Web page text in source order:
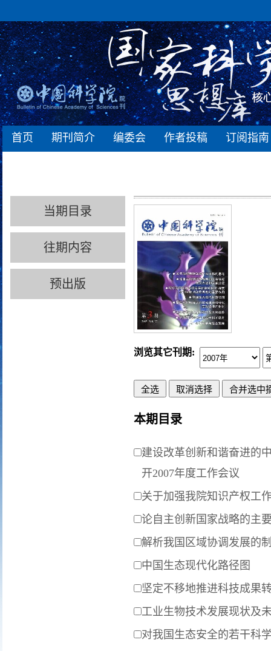
首页 期刊简介 编委会 作者投稿 订阅指南
当期目录
往期内容
预出版
浏览其它刊期:
本期目录
建设改革创新和谐奋进的
开2007年度工作会议
关于加强我院知识产权工
论自主创新国家战略的主
解析我国区域协调发展的
中国生态现代化路径图
坚定不移地推进科技成果
工业生物技术发展现状及
对我国生态安全的若干科